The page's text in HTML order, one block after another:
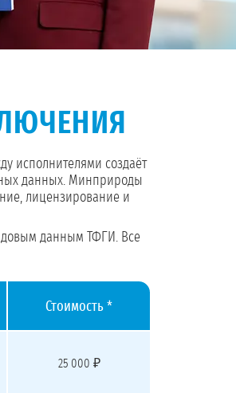
исполнителями создаёт
данных. Минприроды
лицензирование и
данным ТФГИ. Все
Стоимость *
25 000 ₽